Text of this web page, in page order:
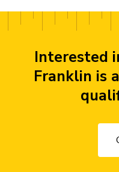
Interested
Franklin is